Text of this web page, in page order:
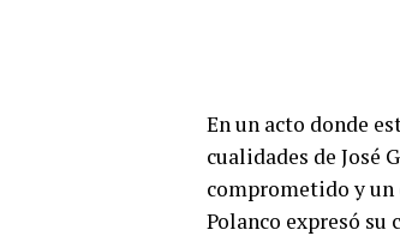
En un acto donde
cualidades de José
comprometido y un
Polanco expresó su